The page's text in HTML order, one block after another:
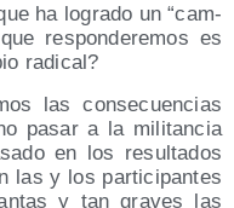
ha logra­do un cam­
res­pon­de­re­mos es
radical?
las con­se­cuen­cias
pasar a la mili­tan­cia
en los resul­ta­dos
las y los par­ti­ci­pan­tes
y tan gra­ves las